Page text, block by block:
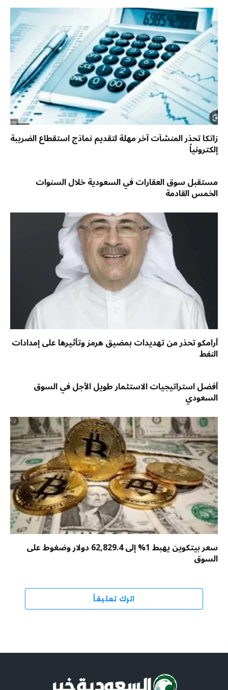
زاتكا تحذر المنشآت آخر مهلة لتقديم نماذج استقطاع الضريبة
إلكترونياً
مستقبل سوق العقارات في السعودية خلال السنوات
الخمس القادمة
أرامكو تحذر من تهديدات بمضيق هرمز وتأثيرها على إمدادات
النفط
أفضل استراتيجيات الاستثمار طويل الأجل في السوق
السعودي
سعر بيتكوين يهبط 1% إلى 62,829.4 دولار وضغوط على
السوق
اترك تعليقاً